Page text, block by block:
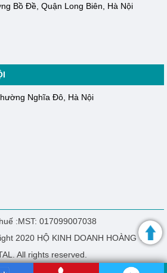
Bồ Đề, Quận Long Biên, Hà Nội
Nghĩa Đô, Hà Nội
:MST: 017099007038
2020 HỘ KINH DOANH HOÀNG THÁI
All rights reserved.